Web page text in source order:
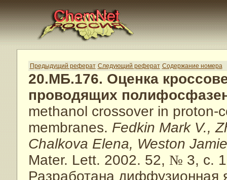
Предыдущий реферат Следующий реферат Содержание номера
20.МБ.176. Оценка
проводящих
methanol crossover in proton-
membranes. Fedkin Mark V.,
Chalkova Elena, Weston
Mater. Lett. 2002. 52, № 3, с.
Разработана диффузионная